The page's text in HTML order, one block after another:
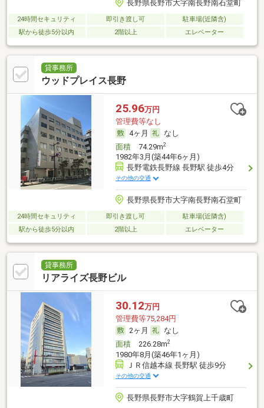
長野県長野市大字南長野南石堂町
24時間セキュリティ 即引き渡し可
駐車場(近隣含)
駅から徒歩5分以内
2階以上 エレベーター
貸事務所
ウッドプレイス長野
25.96万円
管理費等なし
4ヶ月
なし
面積74.29m2
1982年3月(築44年6ヶ月)
長野電鉄長野線 長野駅 徒歩4分
その他の交通
長野県長野市大字南長野南石堂町
24時間セキュリティ 即引き渡し可
駐車場(近隣含)
駅から徒歩5分以内
2階以上 エレベーター
貸事務所
リアライズ長野ビル
30.12万円
管理費等75,284円
2ヶ月
なし
面積226.28m2
1980年8月(築46年1ヶ月)
ＪＲ信越本線 長野駅 徒歩9分
その他の交通
長野県長野市大字鶴賀上千歳町